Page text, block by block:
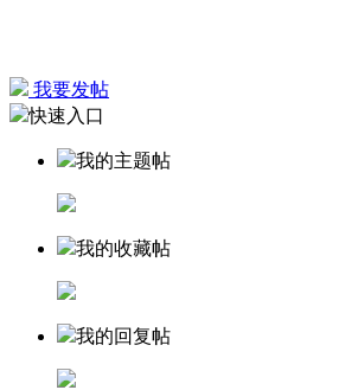
我要发帖
快速入口
我的主题帖
我的收藏帖
我的回复帖